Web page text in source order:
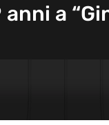
a